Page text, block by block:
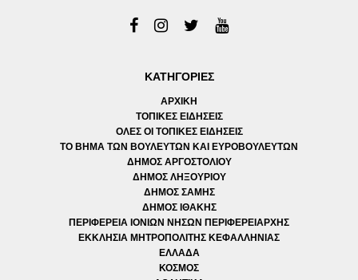
ΚΑΤΗΓΟΡΙΕΣ
ΑΡΧΙΚΗ
ΤΟΠΙΚΕΣ ΕΙΔΗΣΕΙΣ
ΟΛΕΣ ΟΙ ΤΟΠΙΚΕΣ ΕΙΔΗΣΕΙΣ
ΤΟ ΒΗΜΑ ΤΩΝ ΒΟΥΛΕΥΤΩΝ ΚΑΙ ΕΥΡΟΒΟΥΛΕΥΤΩΝ
ΔΗΜΟΣ ΑΡΓΟΣΤΟΛΙΟΥ
ΔΗΜΟΣ ΛΗΞΟΥΡΙΟΥ
ΔΗΜΟΣ ΣΑΜΗΣ
ΔΗΜΟΣ ΙΘΑΚΗΣ
ΠΕΡΙΦΕΡΕΙΑ ΙΟΝΙΩΝ ΝΗΣΩΝ ΠΕΡΙΦΕΡΕΙΑΡΧΗΣ
ΕΚΚΛΗΣΙΑ ΜΗΤΡΟΠΟΛΙΤΗΣ ΚΕΦΑΛΛΗΝΙΑΣ
ΕΛΛΑΔΑ
ΚΟΣΜΟΣ